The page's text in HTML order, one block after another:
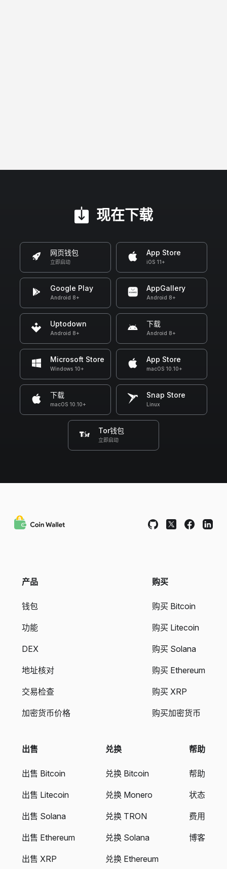
现在下载
网页钱包
立即启动
App Store
iOS 11+
Google Play
Android 8+
AppGallery
Android 8+
Uptodown
Android 8+
下载
Android 8+
Microsoft Store
Windows 10+
App Store
macOS 10.10+
下载
macOS 10.10+
Snap Store
Linux
Tor钱包
立即启动
产品
钱包
功能
DEX
地址核对
交易检查
加密货币价格
购买
购买 Bitcoin
购买 Litecoin
购买 Solana
购买 Ethereum
购买 XRP
购买加密货币
出售
出售 Bitcoin
出售 Litecoin
出售 Solana
出售 Ethereum
出售 XRP
兑换
兑换 Bitcoin
兑换 Monero
兑换 TRON
兑换 Solana
兑换 Ethereum
帮助
帮助
状态
费用
博客